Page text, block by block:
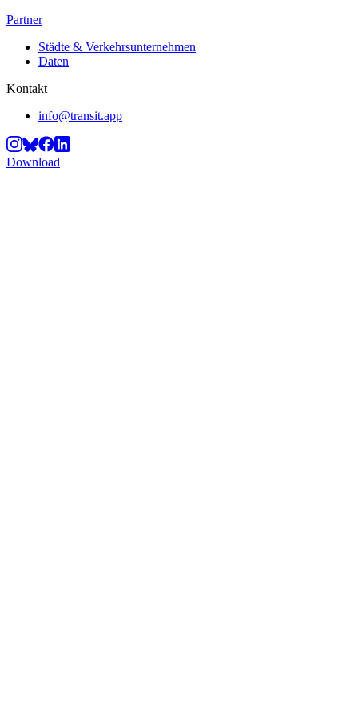
Partner
Städte & Verkehrsunternehmen
Daten
Kontakt
info@transit.app
Download